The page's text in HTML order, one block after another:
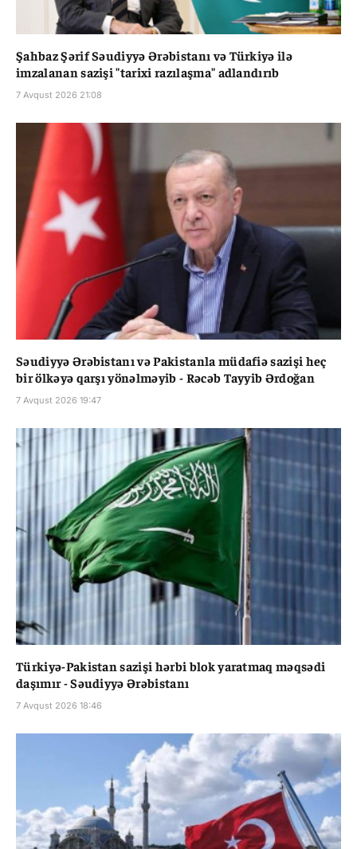
Şahbaz Şərif Səudiyyə Ərəbistanı və Türkiyə ilə
imzalanan sazişi "tarixi razılaşma" adlandırıb
7 Avqust 2026 21:08
Səudiyyə Ərəbistanı və Pakistanla müdafiə sazişi heç
bir ölkəyə qarşı yönəlməyib - Rəcəb Tayyib Ərdoğan
7 Avqust 2026 19:47
Türkiyə-Pakistan sazişi hərbi blok yaratmaq məqsədi
daşımır - Səudiyyə Ərəbistanı
7 Avqust 2026 18:46